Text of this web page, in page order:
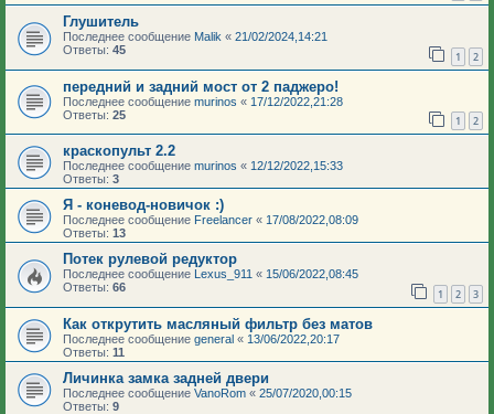
Глушитель
Последнее сообщение Malik « 21/02/2024,14:21
Ответы: 45 1 2
передний и задний мост от 2 паджеро!
Последнее сообщение murinos « 17/12/2022,21:28
Ответы: 25 1 2
краскопульт 2.2
Последнее сообщение murinos « 12/12/2022,15:33
Ответы: 3
Я - коневод-новичок :)
Последнее сообщение Freelancer « 17/08/2022,08:09
Ответы: 13
Потек рулевой редуктор
Последнее сообщение Lexus_911 « 15/06/2022,08:45
Ответы: 66 1 2 3
Как открутить масляный фильтр без матов
Последнее сообщение general « 13/06/2022,20:17
Ответы: 11
Личинка замка задней двери
Последнее сообщение VanoRom « 25/07/2020,00:15
Ответы: 9